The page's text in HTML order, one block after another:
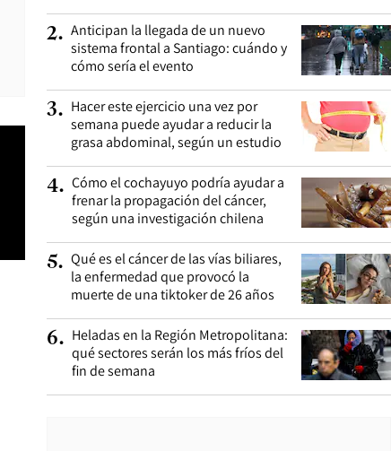
2. Anticipan la llegada de un nuevo
sistema frontal a Santiago: cuándo y
cómo sería el evento
3. Hacer este ejercicio una vez por
semana puede ayudar a reducir la
grasa abdominal, según un estudio
4. Cómo el cochayuyo podría ayudar a
frenar la propagación del cáncer,
según una investigación chilena
5. Qué es el cáncer de las vías biliares,
la enfermedad que provocó la
muerte de una tiktoker de 26 años
6. Heladas en la Región Metropolitana:
qué sectores serán los más fríos del
fin de semana